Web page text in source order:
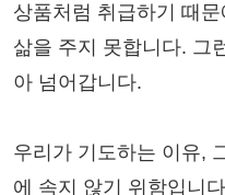
상품처럼 취급하기 때
삶을 주지 못합니다. 그
아 넘어갑니다.
우리가 기도하는 이유,
에 속지 않기 위함입니